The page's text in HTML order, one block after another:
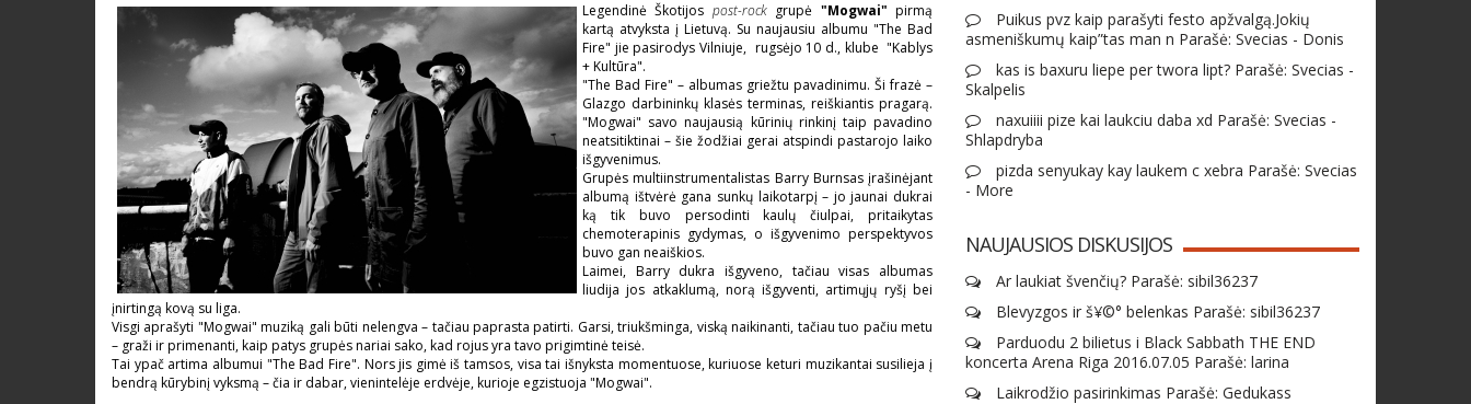
Legendinė Škotijos post-rockgrupė "Mogwai" pirmą
kartą atvyksta į Lietuvą. Su naujausiu albumu "The Bad
Fire" jie pasirodys Vilniuje, rugsėjo 10 d., klube "Kablys
+ Kultūra".
"The Bad Fire" – albumas griežtu pavadinimu. Ši frazė –
Glazgo darbininkų klasės terminas, reiškiantis pragarą.
"Mogwai" savo naujausią kūrinių rinkinį taip pavadino
neatsitiktinai – šie žodžiai gerai atspindi pastarojo laiko
išgyvenimus.
Grupės multiinstrumentalistas Barry Burnsas įrašinėjant
albumą ištvėrė gana sunkų laikotarpį – jo jaunai dukrai
ką tik buvo persodinti kaulų čiulpai, pritaikytas
chemoterapinis gydymas, o išgyvenimo perspektyvos
buvo gan neaiškios.
Laimei, Barry dukra išgyveno, tačiau visas albumas
liudija jos atkaklumą, norą išgyventi, artimųjų ryšį bei
įnirtingą kovą su liga.
Visgi aprašyti "Mogwai" muziką gali būti nelengva – tačiau paprasta patirti. Garsi, triukšminga, viską naikinanti, tačiau tuo pačiu metu
– graži ir primenanti, kaip patys grupės nariai sako, kad rojus yra tavo prigimtinė teisė.
Tai ypač artima albumui "The Bad Fire". Nors jis gimė iš tamsos, visa tai išnyksta momentuose, kuriuose keturi muzikantai susilieja į
bendrą kūrybinį vyksmą – čia ir dabar, vienintelėje erdvėje, kurioje egzistuoja "Mogwai".
Puikus pvz kaip parašyti festo apžvalgą.Jokių
asmeniškumų kaip”tas man n Parašė: Svecias - Donis
kas is baxuru liepe per twora lipt? Parašė: Svecias -
Skalpelis
naxuiiii pize kai laukciu daba xd Parašė: Svecias -
Shlapdryba
pizda senyukay kay laukem c xebra Parašė: Svecias
- More
NAUJAUSIOS DISKUSIJOS
Ar laukiat švenčių? Parašė: sibil36237
Blevyzgos ir š¥©° belenkas Parašė: sibil36237
Parduodu 2 bilietus i Black Sabbath THE END
koncerta Arena Riga 2016.07.05 Parašė: larina
Laikrodžio pasirinkimas Parašė: Gedukass